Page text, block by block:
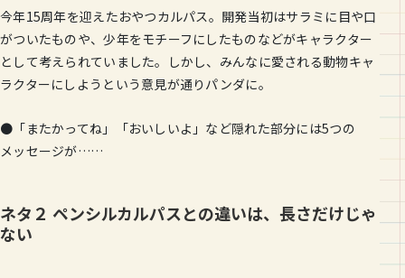
今年15周年を迎えたおやつカルパス。開発当初はサラミに目や口
がついたものや、少年をモチーフにしたものなどがキャラクター
として考えられていました。しかし、みんなに愛される動物キャ
ラクターにしようという意見が通りパンダに。
●「またかってね」「おいしいよ」など隠れた部分には5つの
メッセージが……
ネタ２ ペンシルカルパスとの違いは、長さだけじゃ
ない